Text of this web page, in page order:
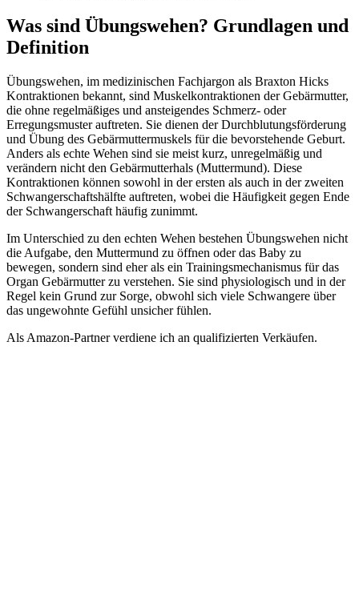
Was sind Übungswehen? Grundlagen und
Definition
Übungswehen, im medizinischen Fachjargon als Braxton Hicks
Kontraktionen bekannt, sind Muskelkontraktionen der Gebärmutter,
die ohne regelmäßiges und ansteigendes Schmerz- oder
Erregungsmuster auftreten. Sie dienen der Durchblutungsförderung
und Übung des Gebärmuttermuskels für die bevorstehende Geburt.
Anders als echte Wehen sind sie meist kurz, unregelmäßig und
verändern nicht den Gebärmutterhals (Muttermund). Diese
Kontraktionen können sowohl in der ersten als auch in der zweiten
Schwangerschaftshälfte auftreten, wobei die Häufigkeit gegen Ende
der Schwangerschaft häufig zunimmt.
Im Unterschied zu den echten Wehen bestehen Übungswehen nicht
die Aufgabe, den Muttermund zu öffnen oder das Baby zu
bewegen, sondern sind eher als ein Trainingsmechanismus für das
Organ Gebärmutter zu verstehen. Sie sind physiologisch und in der
Regel kein Grund zur Sorge, obwohl sich viele Schwangere über
das ungewohnte Gefühl unsicher fühlen.
Als Amazon-Partner verdiene ich an qualifizierten Verkäufen.